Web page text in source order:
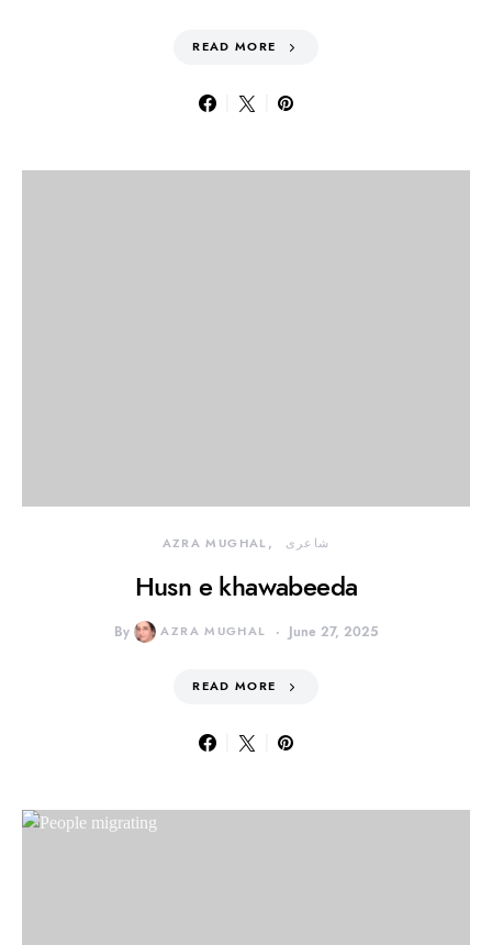
READ MORE
AZRA MUGHAL شاعری
Husn e khawabeeda
By AZRA MUGHAL June 27, 2025
READ MORE